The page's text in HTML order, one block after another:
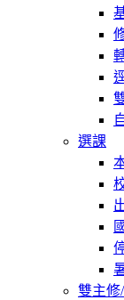
選課
雙主修